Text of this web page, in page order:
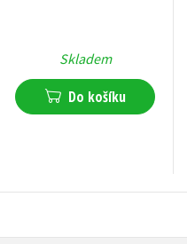
Skladem
Do košíku